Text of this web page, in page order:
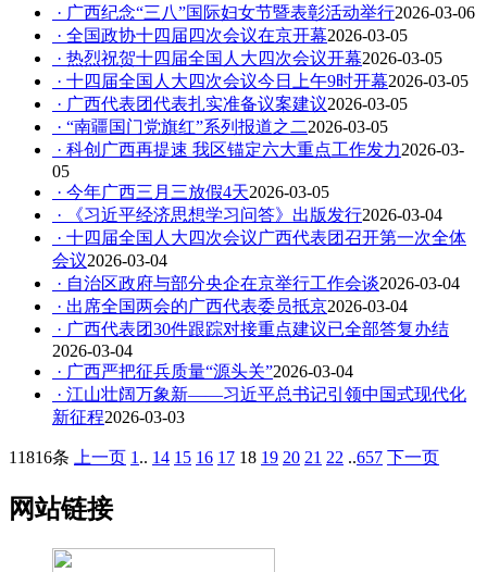
· 广西纪念“三八”国际妇女节暨表彰活动举行2026-03-06
· 全国政协十四届四次会议在京开幕2026-03-05
· 热烈祝贺十四届全国人大四次会议开幕2026-03-05
· 十四届全国人大四次会议今日上午9时开幕2026-03-05
· 广西代表团代表扎实准备议案建议2026-03-05
· “南疆国门党旗红”系列报道之二2026-03-05
· 科创广西再提速 我区锚定六大重点工作发力2026-03-
05
· 今年广西三月三放假4天2026-03-05
· 《习近平经济思想学习问答》出版发行2026-03-04
· 十四届全国人大四次会议广西代表团召开第一次全体
会议2026-03-04
· 自治区政府与部分央企在京举行工作会谈2026-03-04
· 出席全国两会的广西代表委员抵京2026-03-04
· 广西代表团30件跟踪对接重点建议已全部答复办结
2026-03-04
· 广西严把征兵质量“源头关”2026-03-04
· 江山壮阔万象新——习近平总书记引领中国式现代化
新征程2026-03-03
11816条 上一页 1 .. 14 15 16 17 18 19 20 21 22 ..657 下一页
网站链接